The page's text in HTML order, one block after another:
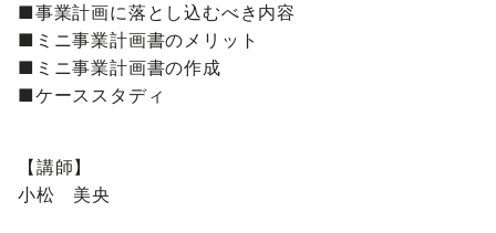
■事業計画に落とし込むべき内容
■ミニ事業計画書のメリット
■ミニ事業計画書の作成
■ケーススタディ
【講師】
小松 美央